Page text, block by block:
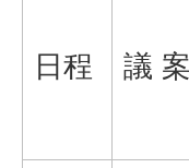
日程 議 案